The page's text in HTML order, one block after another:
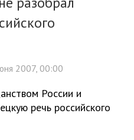
2007, 00:00
России и
речь российского